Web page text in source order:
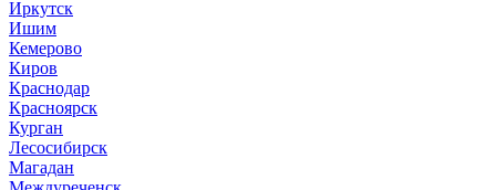
Иркутск
Ишим
Кемерово
Киров
Краснодар
Красноярск
Курган
Лесосибирск
Магадан